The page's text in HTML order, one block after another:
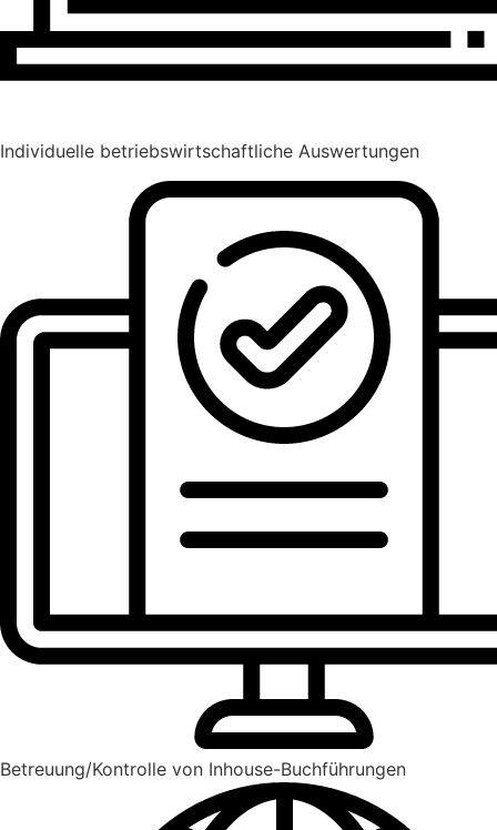
Individuelle betriebswirtschaftliche Auswertungen
Betreuung/Kontrolle von Inhouse-Buchführungen